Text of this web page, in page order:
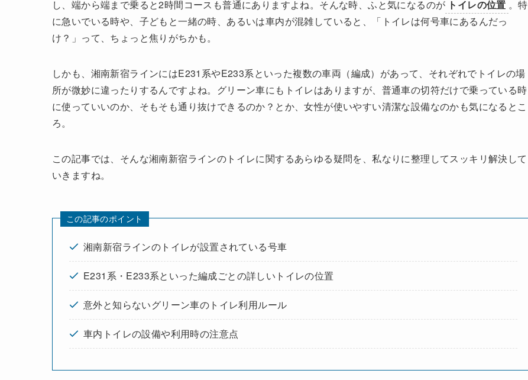
し、端から端まで乗ると2時間コースも普通にありますよね。そんな時、ふと気になるのが トイレの位置 。特
に急いでいる時や、子どもと一緒の時、あるいは車内が混雑していると、「トイレは何号車にあるんだっ
け？」って、ちょっと焦りがちかも。
しかも、湘南新宿ラインにはE231系やE233系といった複数の車両（編成）があって、それぞれでトイレの場
所が微妙に違ったりするんですよね。グリーン車にもトイレはありますが、普通車の切符だけで乗っている時
に使っていいのか、そもそも通り抜けできるのか？とか、女性が使いやすい清潔な設備なのかも気になるとこ
ろ。
この記事では、そんな湘南新宿ラインのトイレに関するあらゆる疑問を、私なりに整理してスッキリ解決して
いきますね。
この記事のポイント
湘南新宿ラインのトイレが設置されている号車
E231系・E233系といった編成ごとの詳しいトイレの位置
意外と知らないグリーン車のトイレ利用ルール
車内トイレの設備や利用時の注意点